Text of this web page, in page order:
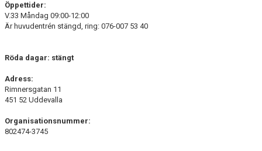
Öppettider:
V.33 Måndag 09:00-12:00
Är huvudentrén stängd, ring: 076-007 53 40
Röda dagar: stängt
Adress:
Rimnersgatan 11
451 52 Uddevalla
Organisationsnummer:
802474-3745